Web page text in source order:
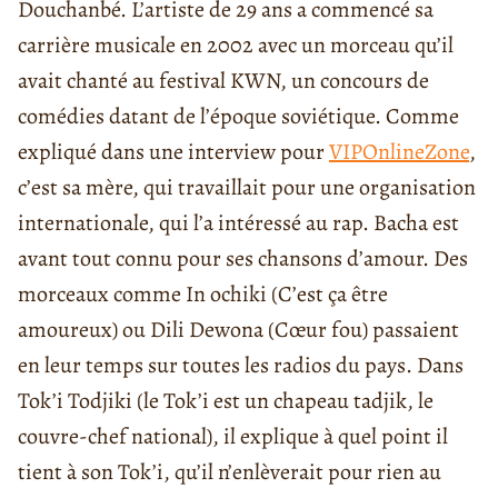
Douchanbé. L’artiste de 29 ans a commencé sa
carrière musicale en 2002 avec un morceau qu’il
avait chanté au festival KWN, un concours de
comédies datant de l’époque soviétique. Comme
expliqué dans une interview pourVIPOnlineZone,
c’est sa mère, qui travaillait pour une organisation
internationale, qui l’a intéressé au rap. Bacha est
avant tout connu pour ses chansons d’amour. Des
morceaux comme In ochiki (C’est ça être
amoureux) ou Dili Dewona (Cœur fou) passaient
en leur temps sur toutes les radios du pays. Dans
Tok’i Todjiki (le Tok’i est un chapeau tadjik, le
couvre-chef national), il explique à quel point il
tient à son Tok’i, qu’il n’enlèverait pour rien au